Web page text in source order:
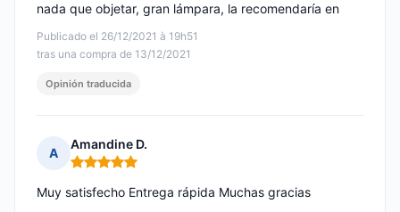
Publicado el 26/12/2021 à 19h51
tras una compra de 13/12/2021
nada que objetar, gran lámpara, la recomendaría en
Opinión traducida
A
Amandine D.
Nota: 5 de 5
Muy satisfecho Entrega rápida Muchas gracias